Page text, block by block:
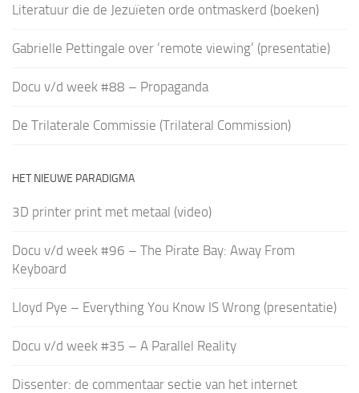
Literatuur die de Jezuïeten orde ontmaskerd (boeken)
Gabrielle Pettingale over ‘remote viewing’ (presentatie)
Docu v/d week #88 – Propaganda
De Trilaterale Commissie (Trilateral Commission)
HET NIEUWE PARADIGMA
3D printer print met metaal (video)
Docu v/d week #96 – The Pirate Bay: Away From
Keyboard
Lloyd Pye – Everything You Know IS Wrong (presentatie)
Docu v/d week #35 – A Parallel Reality
Dissenter: de commentaar sectie van het internet